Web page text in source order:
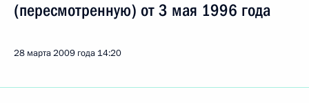
(пересмотренную) от 3 мая 1996 года
28 марта 2009 года 14:20